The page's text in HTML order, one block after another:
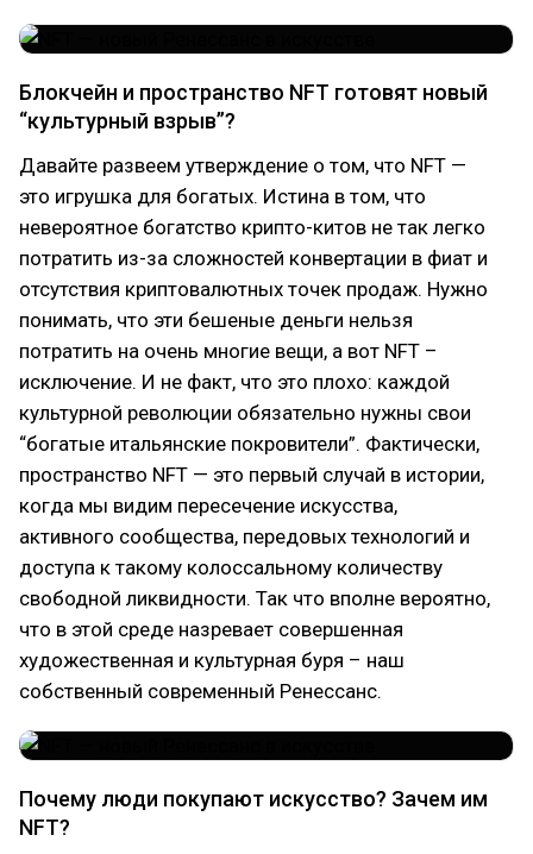
Блокчейн и пространство NFT готовят новый
“культурный взрыв”?
Давайте развеем утверждение о том, что NFT —
это игрушка для богатых. Истина в том, что
невероятное богатство крипто-китов не так легко
потратить из-за сложностей конвертации в фиат и
отсутствия криптовалютных точек продаж. Нужно
понимать, что эти бешеные деньги нельзя
потратить на очень многие вещи, а вот NFT –
исключение. И не факт, что это плохо: каждой
культурной революции обязательно нужны свои
“богатые итальянские покровители”. Фактически,
пространство NFT — это первый случай в истории,
когда мы видим пересечение искусства,
активного сообщества, передовых технологий и
доступа к такому колоссальному количеству
свободной ликвидности. Так что вполне вероятно,
что в этой среде назревает совершенная
художественная и культурная буря – наш
собственный современный Ренессанс.
Почему люди покупают искусство? Зачем им
NFT?